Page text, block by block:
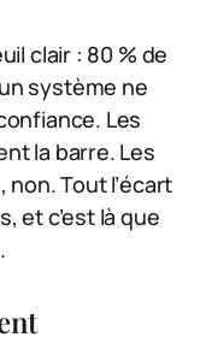
clair : 80 % de
système ne
Les
la barre. Les
Tout l’écart
et c’est là que